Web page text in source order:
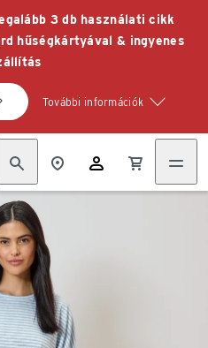
3 db használati cikk
hűségkártyával & ingyenes
További információk